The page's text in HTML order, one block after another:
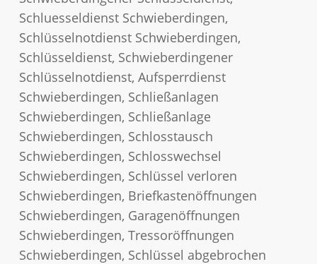
Schluesseldienst Schwieberdingen,
Schlüsselnotdienst Schwieberdingen,
Schlüsseldienst, Schwieberdingener
Schlüsselnotdienst, Aufsperrdienst
Schwieberdingen, Schließanlagen
Schwieberdingen, Schließanlage
Schwieberdingen, Schlosstausch
Schwieberdingen, Schlosswechsel
Schwieberdingen, Schlüssel verloren
Schwieberdingen, Briefkastenöffnungen
Schwieberdingen, Garagenöffnungen
Schwieberdingen, Tressoröffnungen
Schwieberdingen, Schlüssel abgebrochen